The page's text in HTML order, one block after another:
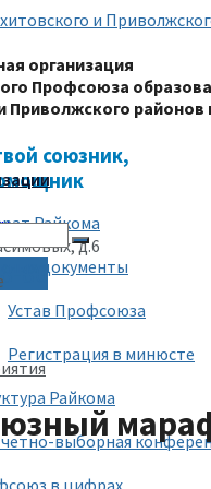
организация
Профсоюза
Приволжского районов
союзник,
д.6
80
Райкома
документы
Устав Профсоюза
Регистрация в минюсте
Райкома
выборная
в цифрах